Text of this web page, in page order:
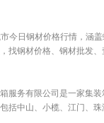
今日钢材价格行情，涵
找钢材价格、钢材批发
服务有限公司是一家集
括中山、小榄、江门、